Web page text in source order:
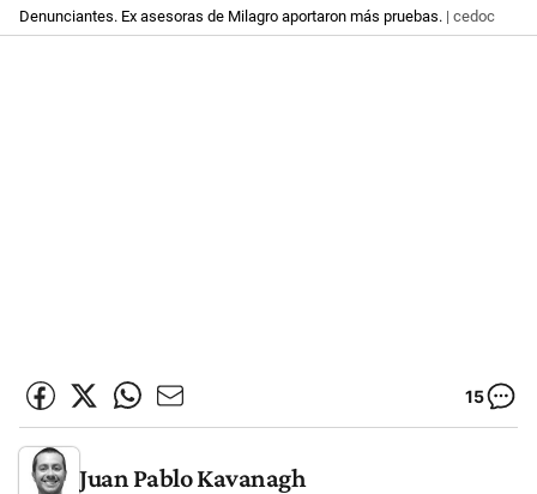
Denunciantes. Ex asesoras de Milagro aportaron más pruebas. | cedoc
15
Juan Pablo Kavanagh